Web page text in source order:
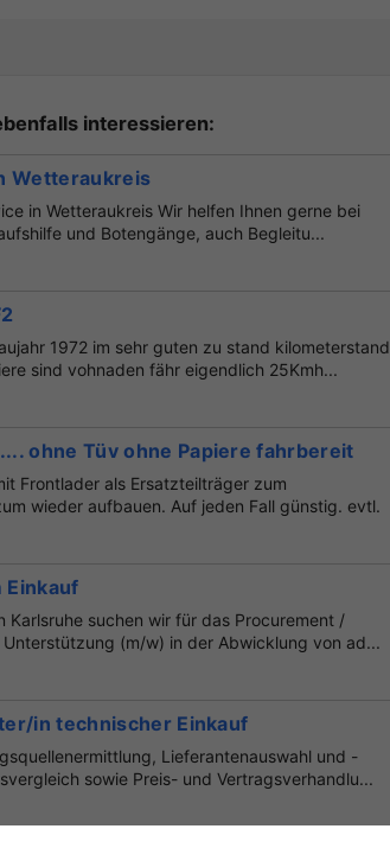
interessieren:
Wetteraukreis
in Wetteraukreis Wir helfen Ihnen gerne bei
und Botengänge, auch Begleitu...
1972 im sehr guten zu stand kilometerstand
sind vohnaden fähr eigendlich 25Kmh...
ohne Tüv ohne Papiere fahrbereit
Frontlader als Ersatzteilträger zum
wieder aufbauen. Auf jeden Fall günstig. evtl.
Karlsruhe suchen wir für das Procurement /
Unterstützung (m/w) in der Abwicklung von ad...
in technischer Einkauf
Lieferantenauswahl und -
sowie Preis- und Vertragsverhandlu...